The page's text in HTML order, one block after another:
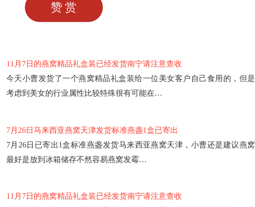
赞赏
11月7日的燕窝精品礼盒装已经发货南宁请注意查收
今天小曹发货了一个燕窝精品礼盒装给一位美女客户自己食用的，但是
考虑到美女的行业属性比较特殊很有可能在…
7月26日马来西亚燕窝天津发货标准燕盏1盒已寄出
7月26日已寄出1盒标准燕盏发货马来西亚燕窝天津，小曹还是建议燕窝
最好是放到冰箱储存不然容易燕窝发霉…
11月7日的燕窝精品礼盒装已经发货南宁请注意查收